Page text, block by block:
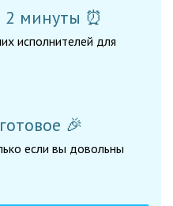
минуты ⏰
исполнителей для
🎉
если вы довольны